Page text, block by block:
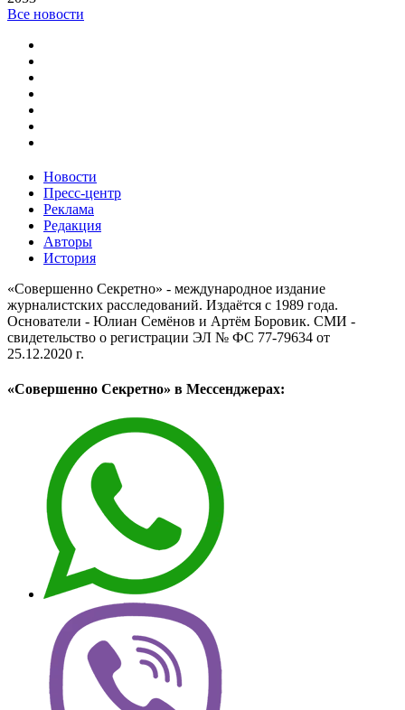
Все новости
Новости
Пресс-центр
Реклама
Редакция
Авторы
История
«Совершенно Секретно» - международное издание
журналистских расследований. Издаётся с 1989 года.
Основатели - Юлиан Семёнов и Артём Боровик. CМИ -
свидетельство о регистрации ЭЛ № ФС 77-79634 от
25.12.2020 г.
«Совершенно Секретно» в Мессенджерах: